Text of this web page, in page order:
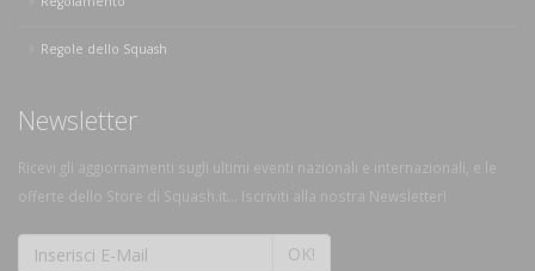
Regole dello Squash
Newsletter
Ricevi gli aggiornamenti sugli ultimi eventi nazionali e internazionali, e le
offerte dello Store di Squash.it... Iscriviti alla nostra Newsletter!
OK!